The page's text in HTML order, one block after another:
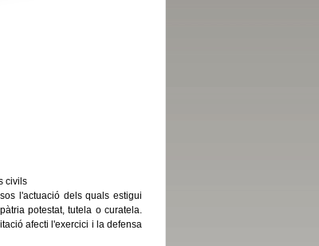
civils
l'actuació dels quals estigui
potestat, tutela o curatela.
afecti l'exercici i la defensa